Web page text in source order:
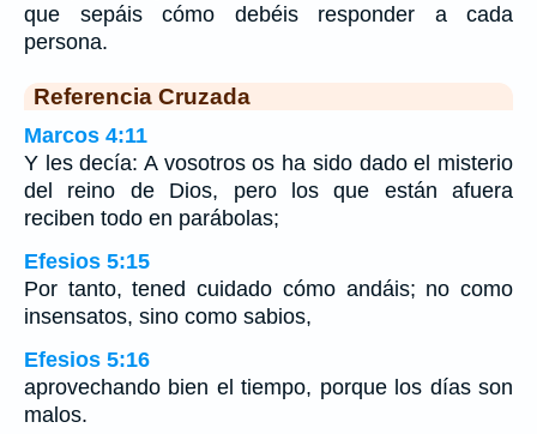
que sepáis cómo debéis responder a cada
persona.
Referencia Cruzada
Marcos 4:11
Y les decía: A vosotros os ha sido dado el misterio
del reino de Dios, pero los que están afuera
reciben todo en parábolas;
Efesios 5:15
Por tanto, tened cuidado cómo andáis; no como
insensatos, sino como sabios,
Efesios 5:16
aprovechando bien el tiempo, porque los días son
malos.